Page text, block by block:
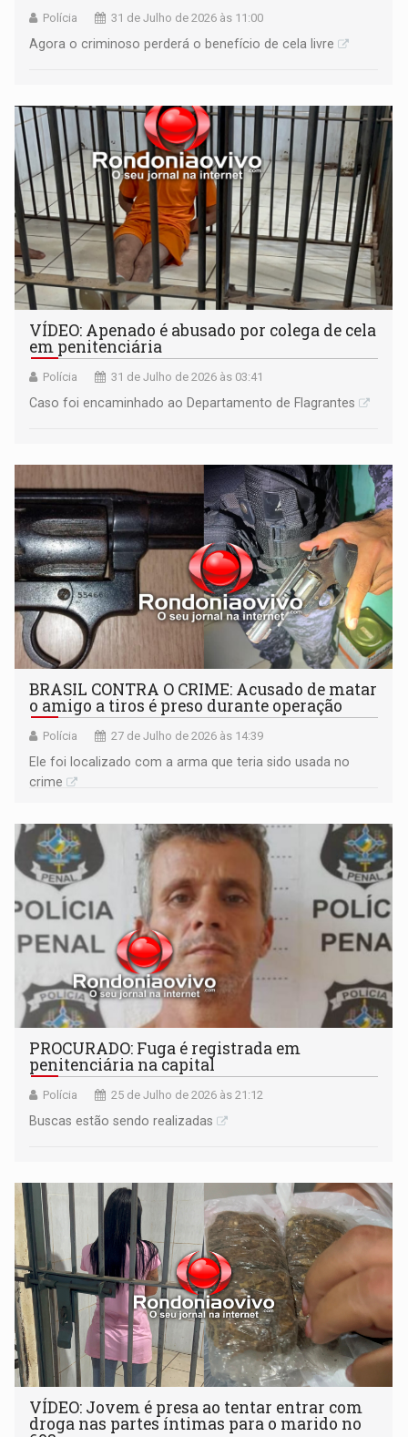
Polícia 31 de Julho de 2026 às 11:00
Agora o criminoso perderá o benefício de cela livre
VÍDEO: Apenado é abusado por colega de cela
em penitenciária
Polícia 31 de Julho de 2026 às 03:41
Caso foi encaminhado ao Departamento de Flagrantes
BRASIL CONTRA O CRIME: Acusado de matar
o amigo a tiros é preso durante operação
Polícia 27 de Julho de 2026 às 14:39
Ele foi localizado com a arma que teria sido usada no
crime
PROCURADO: Fuga é registrada em
penitenciária na capital
Polícia 25 de Julho de 2026 às 21:12
Buscas estão sendo realizadas
VÍDEO: Jovem é presa ao tentar entrar com
droga nas partes íntimas para o marido no